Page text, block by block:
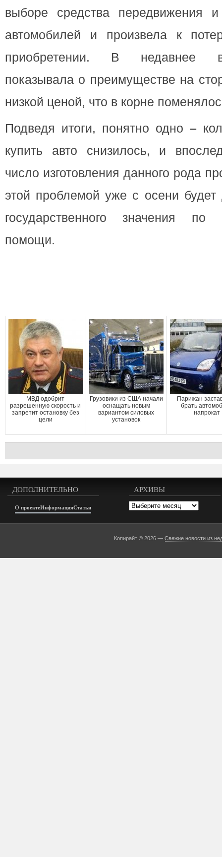
выборе средства передвижения
автомобилей и произвела к
приобретении. В недавнее
показывала о преимуществе на
низкой ценой, что в корне
Подведя итоги, понятно одно –
купить авто снизилось, и
число изготовления данного рода
этой проблемой уже с осени будет
государственного значения по
помощи.
МВД одобрит
разрешенную скорость и
запретит остановку без
цели
Грузовики из США начали
оснащать новым
вариантом силовых
установок
Парижан
брать
напрокат
ДОПОЛНИТЕЛЬНО
О проектеИнформацияСтатьи
АРХИВЫ
Архивы
Копирайт © 2026 —Свежие новости из